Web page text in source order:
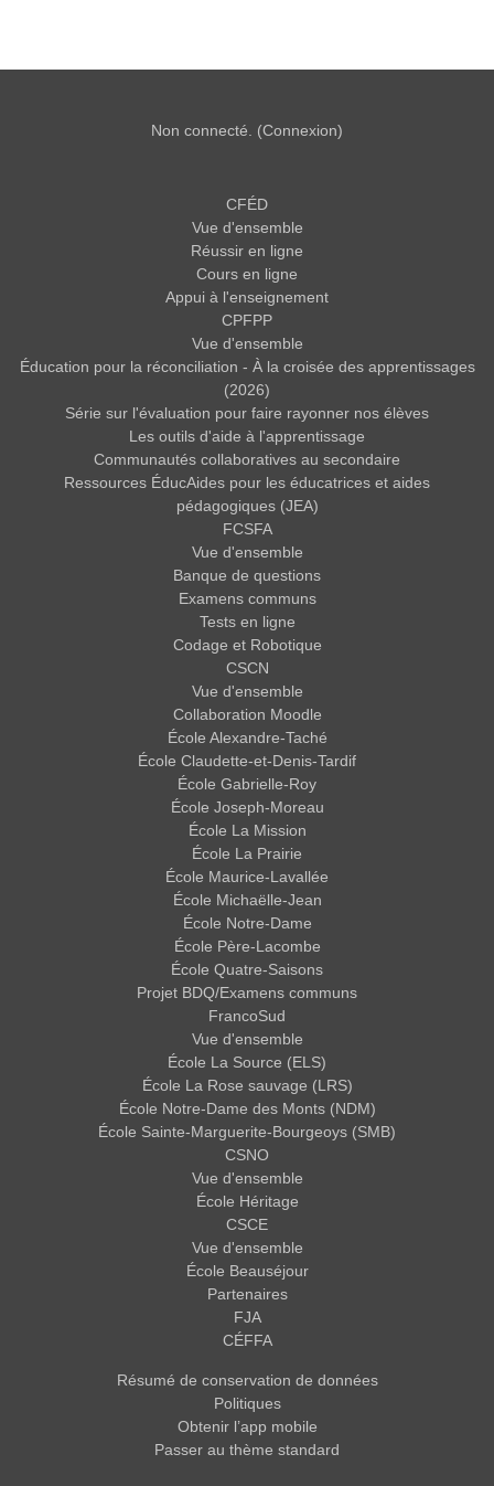
Non connecté. (Connexion)
CFÉD
Vue d'ensemble
Réussir en ligne
Cours en ligne
Appui à l'enseignement
CPFPP
Vue d'ensemble
Éducation pour la réconciliation - À la croisée des apprentissages
(2026)
Série sur l'évaluation pour faire rayonner nos élèves
Les outils d'aide à l'apprentissage
Communautés collaboratives au secondaire
Ressources ÉducAides pour les éducatrices et aides
pédagogiques (JEA)
FCSFA
Vue d'ensemble
Banque de questions
Examens communs
Tests en ligne
Codage et Robotique
CSCN
Vue d'ensemble
Collaboration Moodle
École Alexandre-Taché
École Claudette-et-Denis-Tardif
École Gabrielle-Roy
École Joseph-Moreau
École La Mission
École La Prairie
École Maurice-Lavallée
École Michaëlle-Jean
École Notre-Dame
École Père-Lacombe
École Quatre-Saisons
Projet BDQ/Examens communs
FrancoSud
Vue d'ensemble
École La Source (ELS)
École La Rose sauvage (LRS)
École Notre-Dame des Monts (NDM)
École Sainte-Marguerite-Bourgeoys (SMB)
CSNO
Vue d'ensemble
École Héritage
CSCE
Vue d'ensemble
École Beauséjour
Partenaires
FJA
CÉFFA
Résumé de conservation de données
Politiques
Obtenir l’app mobile
Passer au thème standard